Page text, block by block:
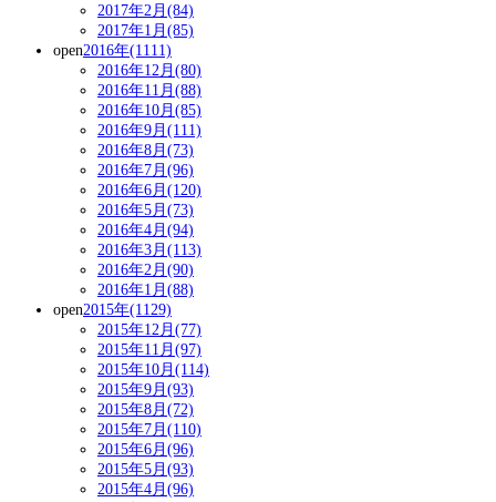
2017年2月(84)
2017年1月(85)
open2016年(1111)
2016年12月(80)
2016年11月(88)
2016年10月(85)
2016年9月(111)
2016年8月(73)
2016年7月(96)
2016年6月(120)
2016年5月(73)
2016年4月(94)
2016年3月(113)
2016年2月(90)
2016年1月(88)
open2015年(1129)
2015年12月(77)
2015年11月(97)
2015年10月(114)
2015年9月(93)
2015年8月(72)
2015年7月(110)
2015年6月(96)
2015年5月(93)
2015年4月(96)